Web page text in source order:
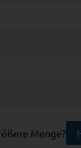
Menge?